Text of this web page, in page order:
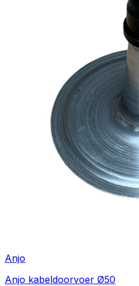
Anjo
Anjo kabeldoorvoer Ø50